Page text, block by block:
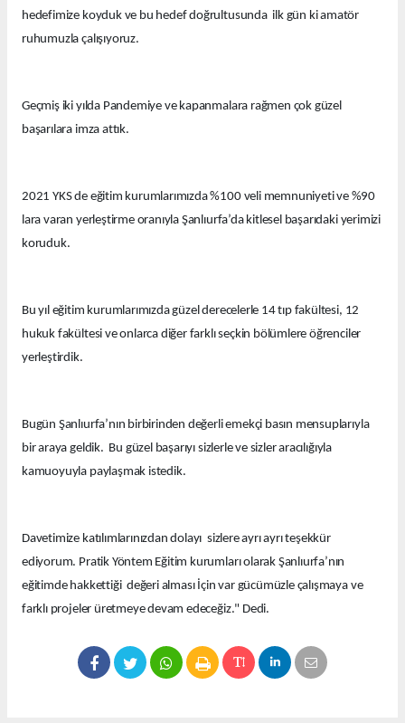
hedefimize koyduk ve bu hedef doğrultusunda ilk gün ki amatör
ruhumuzla çalışıyoruz.
Geçmiş iki yılda Pandemiye ve kapanmalara rağmen çok güzel
başarılara imza attık.
2021 YKS de eğitim kurumlarımızda %100 veli memnuniyeti ve %90
lara varan yerleştirme oranıyla Şanlıurfa’da kitlesel başarıdaki yerimizi
koruduk.
Bu yıl eğitim kurumlarımızda güzel derecelerle 14 tıp fakültesi, 12
hukuk fakültesi ve onlarca diğer farklı seçkin bölümlere öğrenciler
yerleştirdik.
Bugün Şanlıurfa’nın birbirinden değerli emekçi basın mensuplarıyla
bir araya geldik. Bu güzel başarıyı sizlerle ve sizler aracılığıyla
kamuoyuyla paylaşmak istedik.
Davetimize katılımlarınızdan dolayı sizlere ayrı ayrı teşekkür
ediyorum. Pratik Yöntem Eğitim kurumları olarak Şanlıurfa’nın
eğitimde hakkettiği değeri alması İçin var gücümüzle çalışmaya ve
farklı projeler üretmeye devam edeceğiz." Dedi.